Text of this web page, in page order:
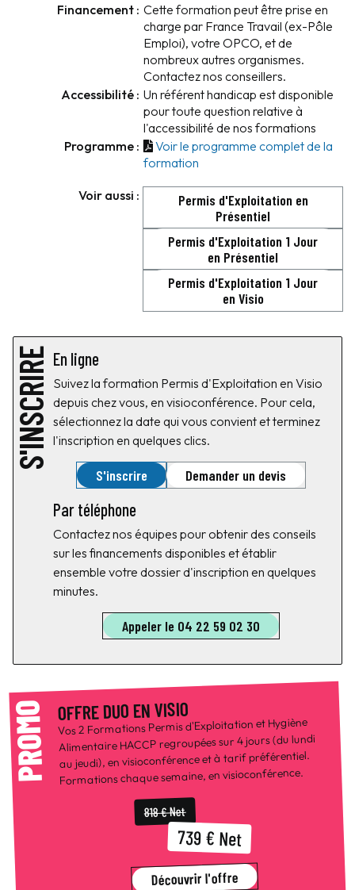
Financement : Cette formation peut être prise en
charge par France Travail (ex-Pôle
Emploi), votre OPCO, et de
nombreux autres organismes.
Contactez nos conseillers.
Accessibilité : Un référent handicap est disponible
pour toute question relative à
l'accessibilité de nos formations
Programme :
Voir le programme complet de la
formation
Voir aussi :
Permis d'Exploitation en
Présentiel
Permis d'Exploitation 1 Jour
en Présentiel
Permis d'Exploitation 1 Jour
en Visio
S'INSCRIRE En ligne
Suivez la formation Permis d'Exploitation en Visio
depuis chez vous, en visioconférence. Pour cela,
sélectionnez la date qui vous convient et terminez
l'inscription en quelques clics.
S'inscrire Demander un devis
Par téléphone
Contactez nos équipes pour obtenir des conseils
sur les financements disponibles et établir
ensemble votre dossier d'inscription en quelques
minutes.
Appeler le 04 22 59 02 30
PROMO OFFRE DUO EN VISIO
Vos 2 Formations Permis d'Exploitation et Hygiène
Alimentaire HACCP regroupées sur 4 jours (du lundi
au jeudi), en visioconférence et à tarif préférentiel.
Formations chaque semaine, en visioconférence.
818 € Net
739 € Net
Découvrir l'offre